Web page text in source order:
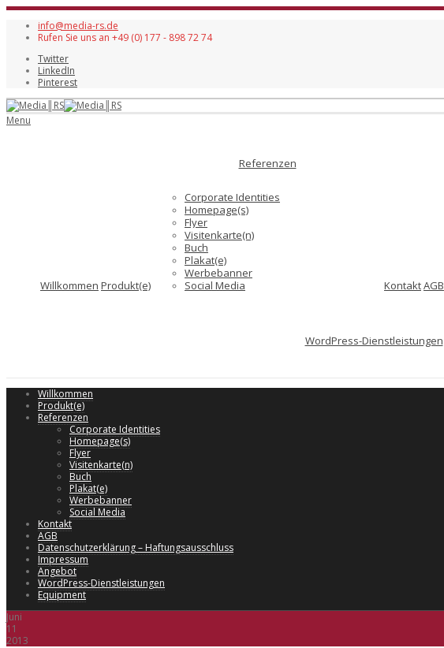
info@media-rs.de
Rufen Sie uns an +49 (0) 177 - 898 72 74
Twitter
LinkedIn
Pinterest
Menu
Willkommen Produkt(e)
Referenzen
Corporate Identities
Homepage(s)
Flyer
Visitenkarte(n)
Buch
Plakat(e)
Werbebanner
Social Media
KontaktAGB
WordPress-Dienstleistungen
Willkommen
Produkt(e)
Referenzen
Corporate Identities
Homepage(s)
Flyer
Visitenkarte(n)
Buch
Plakat(e)
Werbebanner
Social Media
Kontakt
AGB
Datenschutzerklärung – Haftungsausschluss
Impressum
Angebot
WordPress-Dienstleistungen
Equipment
Juni
11
2013